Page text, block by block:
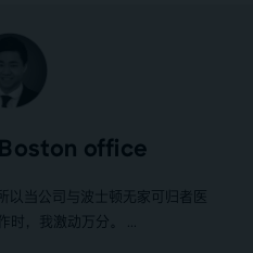
office
以当公司与波士顿无家可归者医
，我激动万分。